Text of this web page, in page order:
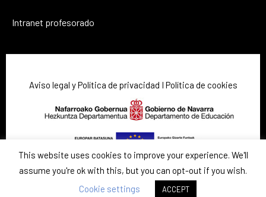
Intranet profesorado
Aviso legal y Política de privacidad I Política de cookies
This website uses cookies to improve your experience. We'll
assume you're ok with this, but you can opt-out if you wish.
Cookie settings
ACCEPT